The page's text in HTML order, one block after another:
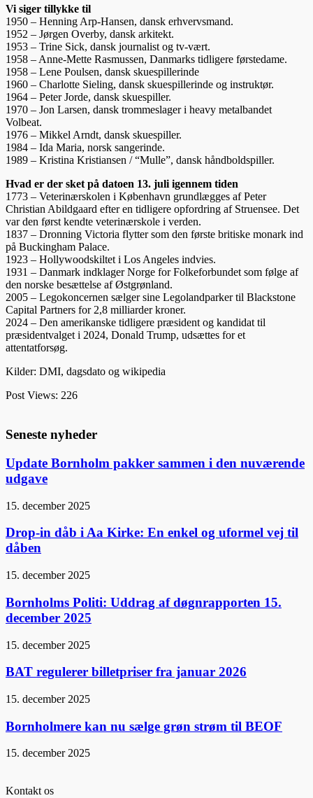
Vi siger tillykke til
1950 – Henning Arp-Hansen, dansk erhvervsmand.
1952 – Jørgen Overby, dansk arkitekt.
1953 – Trine Sick, dansk journalist og tv-vært.
1958 – Anne-Mette Rasmussen, Danmarks tidligere førstedame.
1958 – Lene Poulsen, dansk skuespillerinde
1960 – Charlotte Sieling, dansk skuespillerinde og instruktør.
1964 – Peter Jorde, dansk skuespiller.
1970 – Jon Larsen, dansk trommeslager i heavy metalbandet
Volbeat.
1976 – Mikkel Arndt, dansk skuespiller.
1984 – Ida Maria, norsk sangerinde.
1989 – Kristina Kristiansen / “Mulle”, dansk håndboldspiller.
Hvad er der sket på datoen 13. juli igennem tiden
1773 – Veterinærskolen i København grundlægges af Peter
Christian Abildgaard efter en tidligere opfordring af Struensee. Det
var den først kendte veterinærskole i verden.
1837 – Dronning Victoria flytter som den første britiske monark ind
på Buckingham Palace.
1923 – Hollywoodskiltet i Los Angeles indvies.
1931 – Danmark indklager Norge for Folkeforbundet som følge af
den norske besættelse af Østgrønland.
2005 – Legokoncernen sælger sine Legolandparker til Blackstone
Capital Partners for 2,8 milliarder kroner.
2024 – Den amerikanske tidligere præsident og kandidat til
præsidentvalget i 2024, Donald Trump, udsættes for et
attentatforsøg.
Kilder: DMI, dagsdato og wikipedia
Post Views: 226
Seneste nyheder
Update Bornholm pakker sammen i den nuværende
udgave
15. december 2025
Drop-in dåb i Aa Kirke: En enkel og uformel vej til
dåben
15. december 2025
Bornholms Politi: Uddrag af døgnrapporten 15.
december 2025
15. december 2025
BAT regulerer billetpriser fra januar 2026
15. december 2025
Bornholmere kan nu sælge grøn strøm til BEOF
15. december 2025
Kontakt os